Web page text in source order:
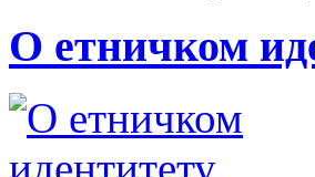
О етничком